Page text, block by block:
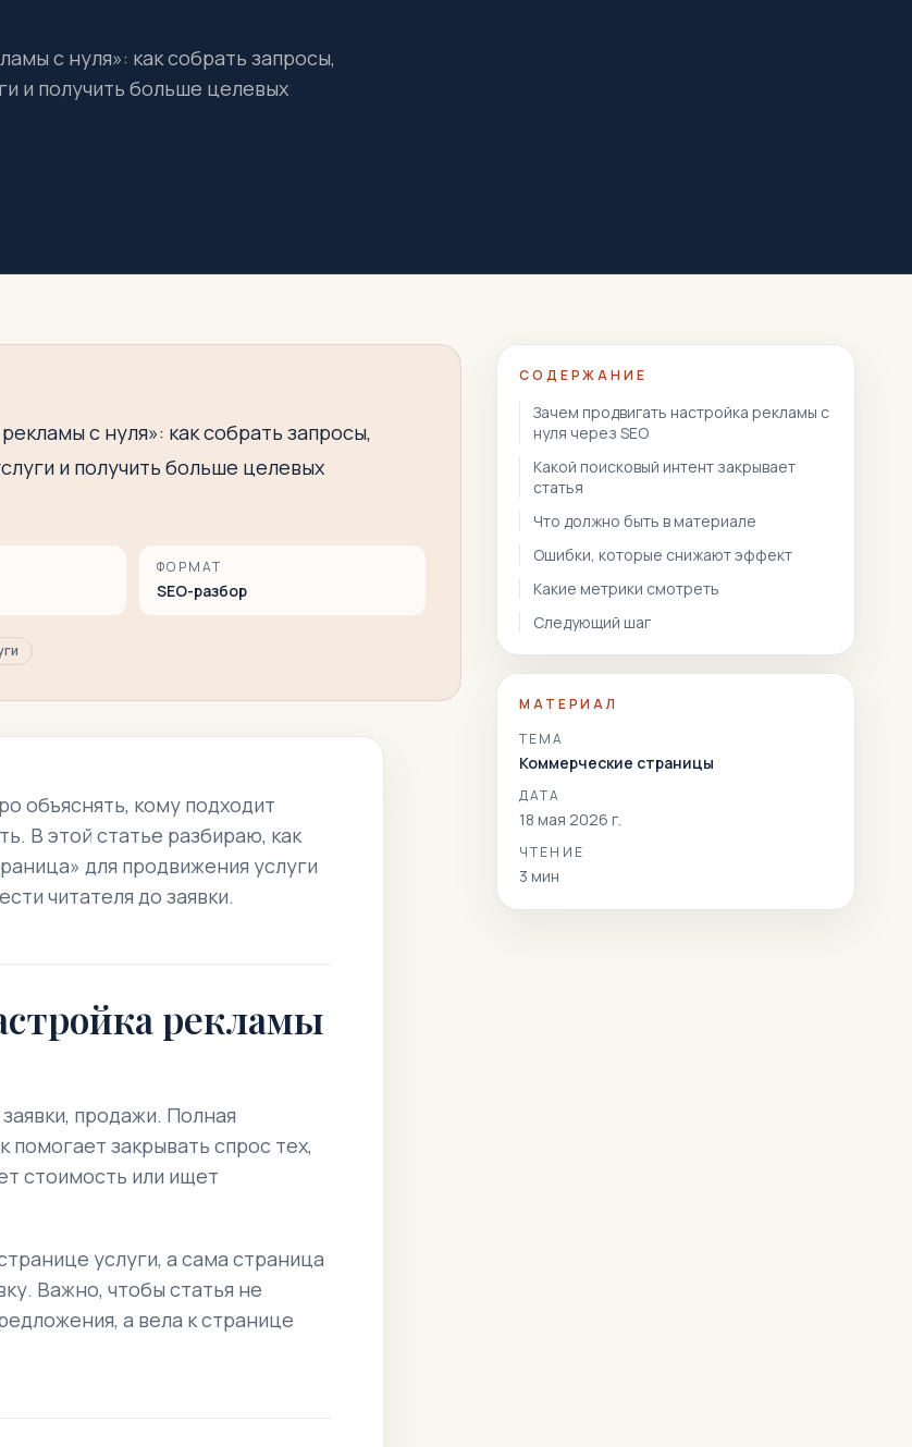
с нуля»: как собрать запросы,
и получить больше целевых
с нуля»: как собрать запросы,
и получить больше целевых
ФОРМАТ
SEO-разбор
объяснять, кому подходит
В этой статье разбираю, как
для продвижения услуги
читателя до заявки.
рекламы
продажи. Полная
помогает закрывать спрос тех,
стоимость или ищет
услуги, а сама страница
Важно, чтобы статья не
а вела к странице
СОДЕРЖАНИЕ
Зачем продвигать настройка рекламы с
нуля через SEO
Какой поисковый интент закрывает
статья
Что должно быть в материале
Ошибки, которые снижают эффект
Какие метрики смотреть
Следующий шаг
МАТЕРИАЛ
ТЕМА
Коммерческие страницы
ДАТА
18 мая 2026 г.
ЧТЕНИЕ
3 мин